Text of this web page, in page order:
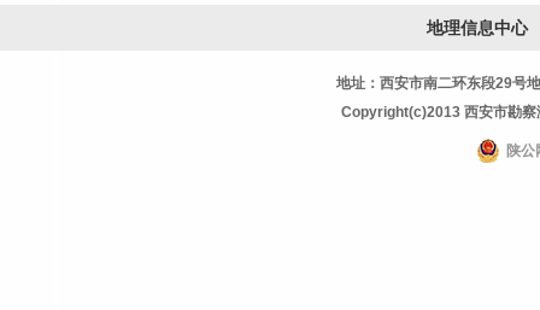
地理信息中心
地址：西安市南二环东段29号
Copyright(c)2013 西安市勘
陕